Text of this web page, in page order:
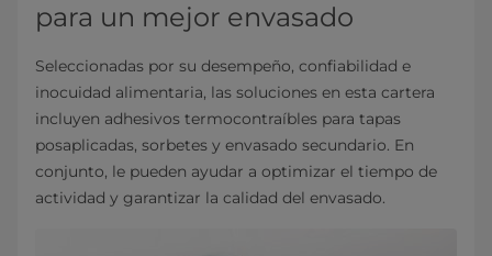
para un mejor envasado
Seleccionadas por su desempeño, confiabilidad e
inocuidad alimentaria, las soluciones en esta cartera
incluyen adhesivos termocontraíbles para tapas
posaplicadas, sorbetes y envasado secundario. En
conjunto, le pueden ayudar a optimizar el tiempo de
actividad y garantizar la calidad del envasado.